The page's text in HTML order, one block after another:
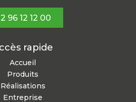
96 12 12 00
rapide
Accueil
Produits
Réalisations
Entreprise